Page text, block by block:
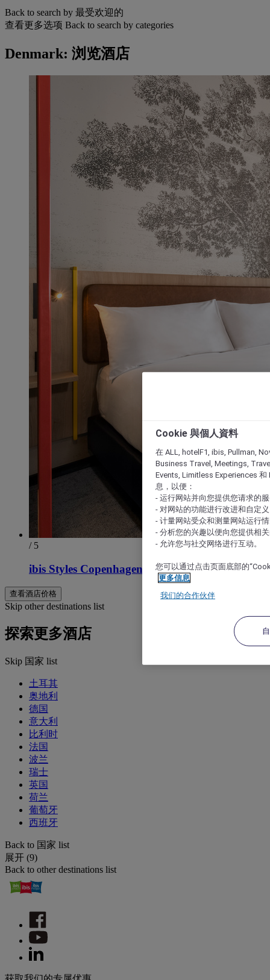
Back to search by 最受欢迎的
查看更多选项 Back to search by categories
Denmark: 浏览酒店
/ 5
ibis Styles Copenhagen Orestad
查看酒店价格
Skip other destinations list
探索更多酒店
Skip 国家 list
土耳其
奥地利
德国
意大利
比利时
法国
波兰
瑞士
英国
荷兰
葡萄牙
西班牙
Back to 国家 list
展开 (9)
Back to other destinations list
Cookie 與個人資料
在 ALL, hotelF1, ibis, Pullman,
Business Travel, Meetings,
Events, Limitless Experiences 和
息，以便：
- 运行网站并向您提供您请求的
- 对网站的功能进行改进和自定义
- 计量网站受众和测量网站运行
- 分析您的兴趣以便向您提供相
- 允许您与社交网络进行互动。
您可以通过点击页面底部的
更多信息
我们的合作伙伴